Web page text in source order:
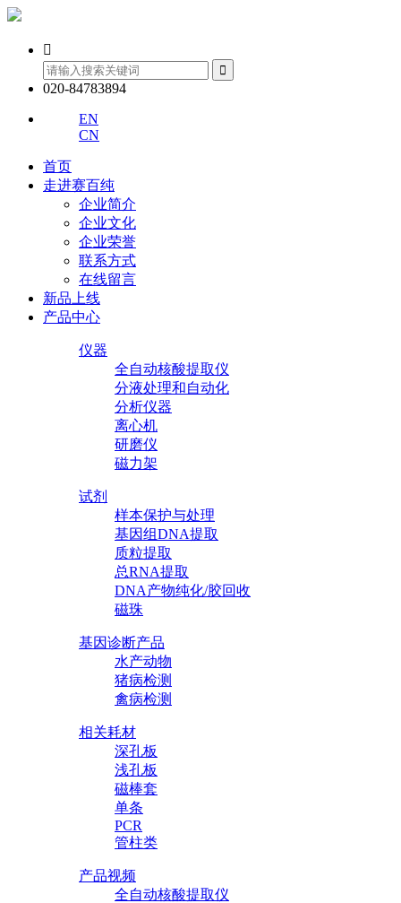


020-84783894
EN
CN
首页
走进赛百纯
企业简介
企业文化
企业荣誉
联系方式
在线留言
新品上线
产品中心
仪器
全自动核酸提取仪
分液处理和自动化
分析仪器
离心机
研磨仪
磁力架
试剂
样本保护与处理
基因组DNA提取
质粒提取
总RNA提取
DNA产物纯化/胶回收
磁珠
基因诊断产品
水产动物
猪病检测
禽病检测
相关耗材
深孔板
浅孔板
磁棒套
单条
PCR
管柱类
产品视频
全自动核酸提取仪